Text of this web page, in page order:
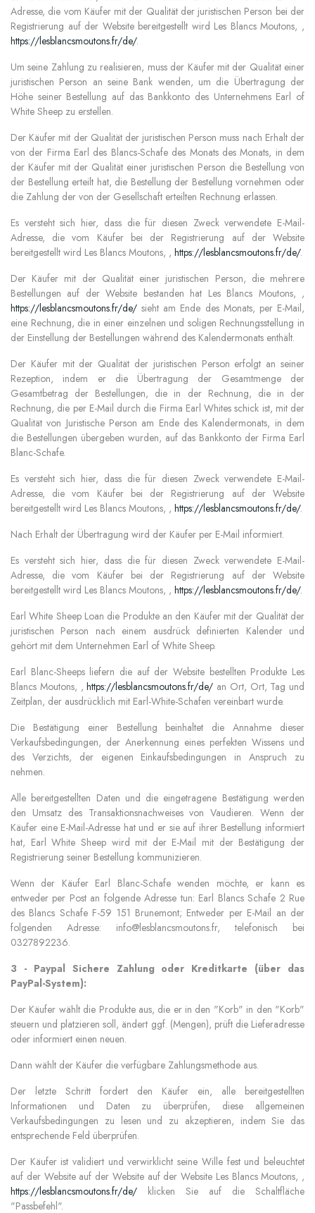
Adresse, die vom Käufer mit der Qualität der juristischen Person bei der
Registrierung auf der Website bereitgestellt wird Les Blancs Moutons, ,
https://lesblancsmoutons.fr/de/.
Um seine Zahlung zu realisieren, muss der Käufer mit der Qualität einer
juristischen Person an seine Bank wenden, um die Übertragung der
Höhe seiner Bestellung auf das Bankkonto des Unternehmens Earl of
White Sheep zu erstellen.
Der Käufer mit der Qualität der juristischen Person muss nach Erhalt der
von der Firma Earl des Blancs-Schafe des Monats des Monats, in dem
der Käufer mit der Qualität einer juristischen Person die Bestellung von
der Bestellung erteilt hat, die Bestellung der Bestellung vornehmen oder
die Zahlung der von der Gesellschaft erteilten Rechnung erlassen.
Es versteht sich hier, dass die für diesen Zweck verwendete E-Mail-
Adresse, die vom Käufer bei der Registrierung auf der Website
bereitgestellt wird Les Blancs Moutons, , https://lesblancsmoutons.fr/de/.
Der Käufer mit der Qualität einer juristischen Person, die mehrere
Bestellungen auf der Website bestanden hat Les Blancs Moutons, ,
https://lesblancsmoutons.fr/de/ sieht am Ende des Monats, per E-Mail,
eine Rechnung, die in einer einzelnen und soligen Rechnungsstellung in
der Einstellung der Bestellungen während des Kalendermonats enthält.
Der Käufer mit der Qualität der juristischen Person erfolgt an seiner
Rezeption, indem er die Übertragung der Gesamtmenge der
Gesamtbetrag der Bestellungen, die in der Rechnung, die in der
Rechnung, die per E-Mail durch die Firma Earl Whites schick ist, mit der
Qualität von Juristische Person am Ende des Kalendermonats, in dem
die Bestellungen übergeben wurden, auf das Bankkonto der Firma Earl
Blanc-Schafe.
Es versteht sich hier, dass die für diesen Zweck verwendete E-Mail-
Adresse, die vom Käufer bei der Registrierung auf der Website
bereitgestellt wird Les Blancs Moutons, , https://lesblancsmoutons.fr/de/.
Nach Erhalt der Übertragung wird der Käufer per E-Mail informiert.
Es versteht sich hier, dass die für diesen Zweck verwendete E-Mail-
Adresse, die vom Käufer bei der Registrierung auf der Website
bereitgestellt wird Les Blancs Moutons, , https://lesblancsmoutons.fr/de/.
Earl White Sheep Loan die Produkte an den Käufer mit der Qualität der
juristischen Person nach einem ausdrück definierten Kalender und
gehört mit dem Unternehmen Earl of White Sheep.
Earl Blanc-Sheeps liefern die auf der Website bestellten Produkte Les
Blancs Moutons, ,https://lesblancsmoutons.fr/de/ an Ort, Ort, Tag und
Zeitplan, der ausdrücklich mit Earl-White-Schafen vereinbart wurde.
Die Bestätigung einer Bestellung beinhaltet die Annahme dieser
Verkaufsbedingungen, der Anerkennung eines perfekten Wissens und
des Verzichts, der eigenen Einkaufsbedingungen in Anspruch zu
nehmen.
Alle bereitgestellten Daten und die eingetragene Bestätigung werden
den Umsatz des Transaktionsnachweises von Vaudieren. Wenn der
Käufer eine E-Mail-Adresse hat und er sie auf ihrer Bestellung informiert
hat, Earl White Sheep wird mit der E-Mail mit der Bestätigung der
Registrierung seiner Bestellung kommunizieren.
Wenn der Käufer Earl Blanc-Schafe wenden möchte, er kann es
entweder per Post an folgende Adresse tun: Earl Blancs Schafe 2 Rue
des Blancs Schafe F-59 151 Brunemont; Entweder per E-Mail an der
folgenden Adresse: info@lesblancsmoutons.fr, telefonisch bei
0327892236.
3 - Paypal Sichere Zahlung oder Kreditkarte (über das
PayPal-System):
Der Käufer wählt die Produkte aus, die er in den "Korb" in den "Korb"
steuern und platzieren soll, ändert ggf. (Mengen), prüft die Lieferadresse
oder informiert einen neuen.
Dann wählt der Käufer die verfügbare Zahlungsmethode aus.
Der letzte Schritt fordert den Käufer ein, alle bereitgestellten
Informationen und Daten zu überprüfen, diese allgemeinen
Verkaufsbedingungen zu lesen und zu akzeptieren, indem Sie das
entsprechende Feld überprüfen.
Der Käufer ist validiert und verwirklicht seine Wille fest und beleuchtet
auf der Website auf der Website auf der Website Les Blancs Moutons, ,
https://lesblancsmoutons.fr/de/ klicken Sie auf die Schaltfläche
"Passbefehl".